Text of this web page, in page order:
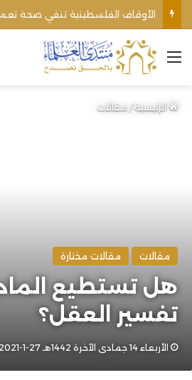
القائمة
الرئيسية/مقالات
مقالات مقالات مختارة
هل تستطيع
تفسير العقل؟
الأربعاء 14 جمادى الآخرة 1442هـ 27-1-2021م